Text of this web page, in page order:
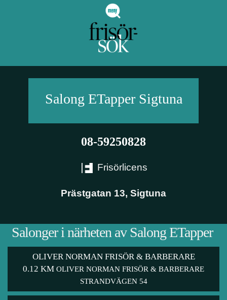
Salong ETapperSigtuna
08-59250828
Frisörlicens
Prästgatan 13, Sigtuna
Salonger i närheten av Salong ETapper
OLIVER NORMAN FRISÖR & BARBERARE
0.12 KM OLIVER NORMAN FRISÖR & BARBERARE
STRANDVÄGEN 54